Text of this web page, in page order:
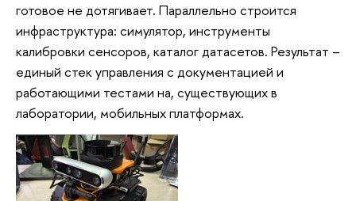
готовое не дотягивает. Параллельно строится
инфраструктура: симулятор, инструменты
калибровки сенсоров, каталог датасетов. Результат –
единый стек управления с документацией и
работающими тестами на, существующих в
лаборатории, мобильных платформах.